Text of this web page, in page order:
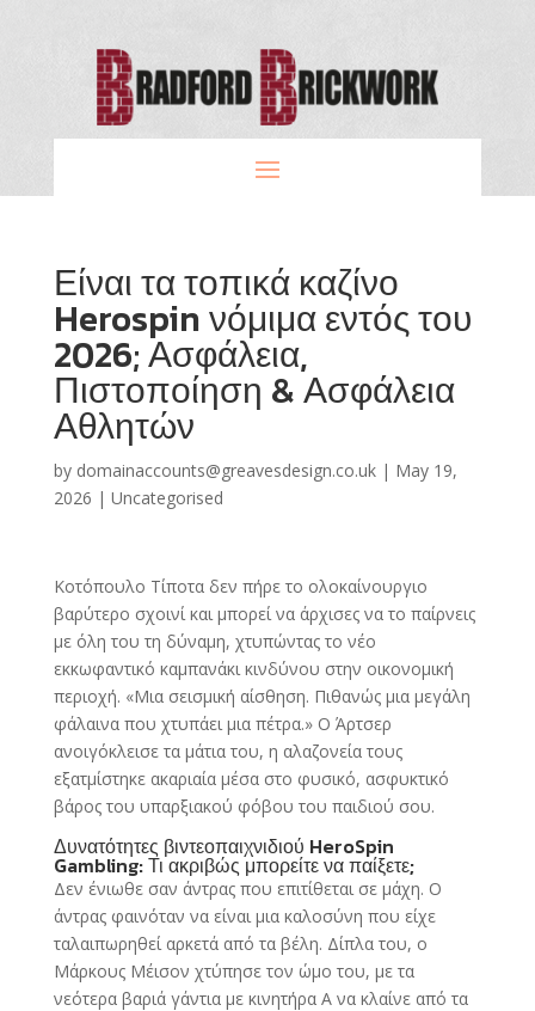
Είναι τα τοπικά καζίνο
Herospin νόμιμα εντός του
2026; Ασφάλεια,
Πιστοποίηση & Ασφάλεια
Αθλητών
by domainaccounts@greavesdesign.co.uk| May 19,
2026 | Uncategorised
Κοτόπουλο Τίποτα δεν πήρε το ολοκαίνουργιο
βαρύτερο σχοινί και μπορεί να άρχισες να το παίρνεις
με όλη του τη δύναμη, χτυπώντας το νέο
εκκωφαντικό καμπανάκι κινδύνου στην οικονομική
περιοχή. «Μια σεισμική αίσθηση. Πιθανώς μια μεγάλη
φάλαινα που χτυπάει μια πέτρα.» Ο Άρτσερ
ανοιγόκλεισε τα μάτια του, η αλαζονεία τους
εξατμίστηκε ακαριαία μέσα στο φυσικό, ασφυκτικό
βάρος του υπαρξιακού φόβου του παιδιού σου.
Δυνατότητες βιντεοπαιχνιδιού HeroSpin
Gambling: Τι ακριβώς μπορείτε να παίξετε;
Δεν ένιωθε σαν άντρας που επιτίθεται σε μάχη. Ο
άντρας φαινόταν να είναι μια καλοσύνη που είχε
ταλαιπωρηθεί αρκετά από τα βέλη. Δίπλα του, ο
Μάρκους Μέισον χτύπησε τον ώμο του, με τα
νεότερα βαριά γάντια με κινητήρα A να κλαίνε από τα